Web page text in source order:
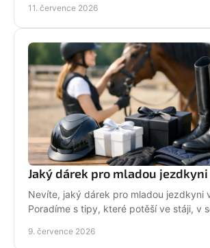
11. července 2026
Jaký dárek pro mladou
Nevíte, jaký dárek pro mladou jezdkyni
Poradíme s tipy, které potěší ve stáji, v
9. července 2026